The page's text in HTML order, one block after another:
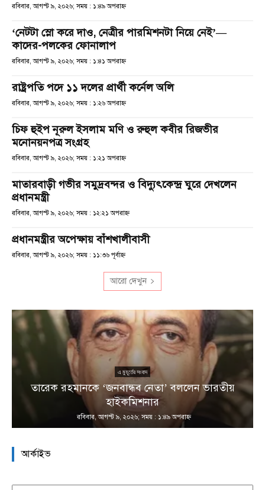
রবিবার, আগস্ট ৯, ২০২৬; সময় : ১:৪৯ অপরাহ্ণ
‘নেটটা স্লো করে দাও, নেত্রীর পারমিশনটা নিয়ে নেই’—
কাদের-পলকের ফোনালাপ
রবিবার, আগস্ট ৯, ২০২৬; সময় : ১:৪১ অপরাহ্ণ
রাষ্ট্রপতি পদে ১১ দলের প্রার্থী কর্নেল অলি
রবিবার, আগস্ট ৯, ২০২৬; সময় : ১:২৬ অপরাহ্ণ
চিফ হুইপ নূরুল ইসলাম মণি ও রুহুল কবীর রিজভীর
মনোনয়নপত্র সংগ্রহ
রবিবার, আগস্ট ৯, ২০২৬; সময় : ১:২১ অপরাহ্ণ
মাতারবাড়ী গভীর সমুদ্রবন্দর ও বিদ্যুৎকেন্দ্র ঘুরে দেখলেন
প্রধানমন্ত্রী
রবিবার, আগস্ট ৯, ২০২৬; সময় : ১২:২১ অপরাহ্ণ
প্রধানমন্ত্রীর অপেক্ষায় বাঁশখালীবাসী
রবিবার, আগস্ট ৯, ২০২৬; সময় : ১১:৩৬ পূর্বাহ্ণ
আরো দেখুন
এ মুহূর্তের সংবাদ
তারেক রহমানকে ‘জনবান্ধব নেতা’ বললেন ভারতীয়
হাইকমিশনার
রবিবার, আগস্ট ৯, ২০২৬; সময় : ১:৪৯ অপরাহ্ণ
আর্কাইভ
আর্কাইভ